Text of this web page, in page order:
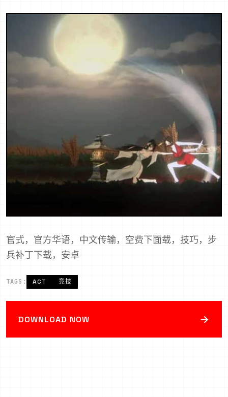
官式，官方华语，中文传输，空费下面载，技巧，步
兵补丁下载，安卓
TAGS: ACT 竞技
DOWNLOAD NOW →